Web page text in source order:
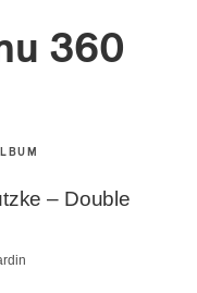
360
– Double